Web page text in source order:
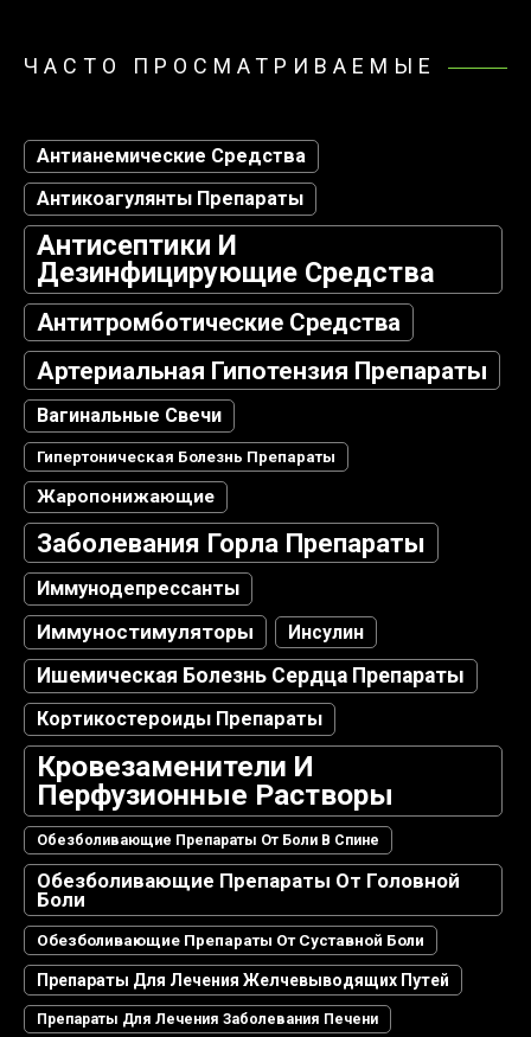
ЧАСТО ПРОСМАТРИВАЕМЫЕ
Антианемические Средства
Антикоагулянты Препараты
Антисептики И
Дезинфицирующие Средства
Антитромботические Средства
Артериальная Гипотензия Препараты
Вагинальные Свечи
Гипертоническая Болезнь Препараты
Жаропонижающие
Заболевания Горла Препараты
Иммунодепрессанты
Иммуностимуляторы Инсулин
Ишемическая Болезнь Сердца Препараты
Кортикостероиды Препараты
Кровезаменители И
Перфузионные Растворы
Обезболивающие Препараты От Боли В Спине
Обезболивающие Препараты От Головной
Боли
Обезболивающие Препараты От Суставной Боли
Препараты Для Лечения Желчевыводящих Путей
Препараты Для Лечения Заболевания Печени